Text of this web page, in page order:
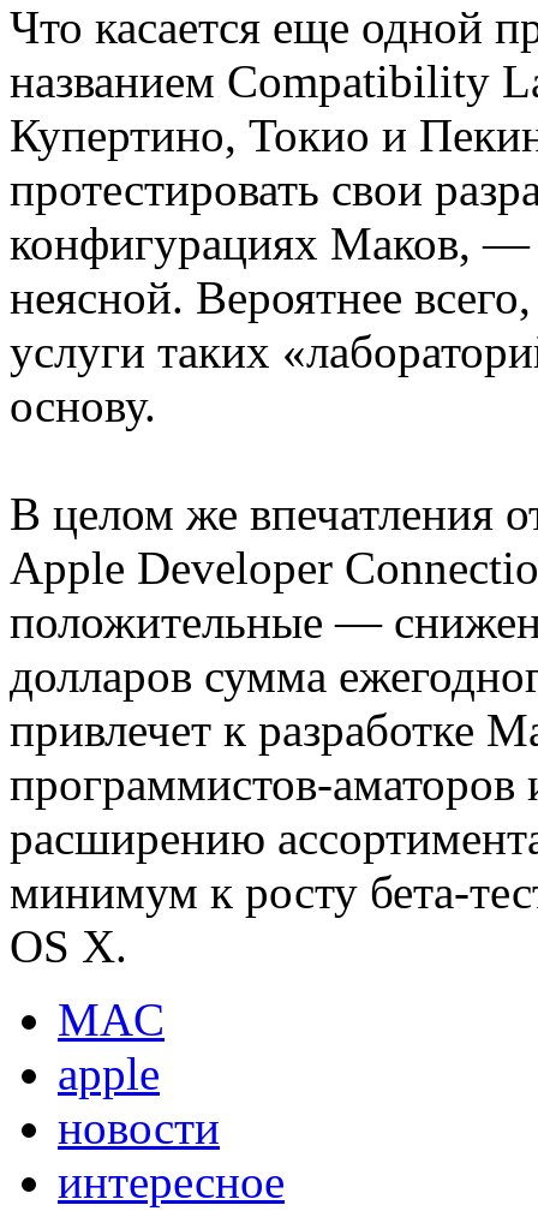
Что касается еще одной
названием Compatibility
Купертино, Токио и
протестировать свои
конфигурациях Маков, —
неясной. Вероятнее
услуги таких
основу.
В целом же впечатления
Apple Developer
положительные —
долларов сумма
привлечет к разработке
программистов-аматоров
расширению
минимум к росту бета-
OS X.
MAC
apple
новости
интересное